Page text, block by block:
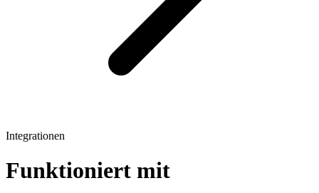
Integrationen
Funktioniert mit